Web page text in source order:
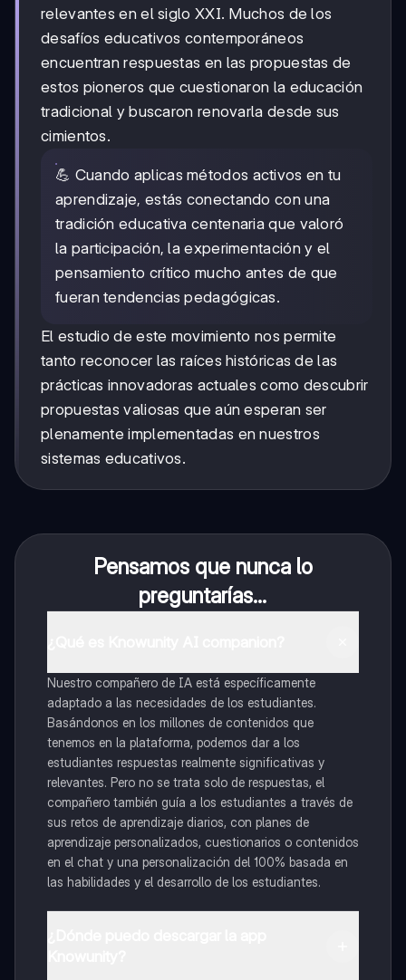
relevantes en el siglo XXI. Muchos de los
desafíos educativos contemporáneos
encuentran respuestas en las propuestas de
estos pioneros que cuestionaron la educación
tradicional y buscaron renovarla desde sus
cimientos.
💪 Cuando aplicas métodos activos en tu
aprendizaje, estás conectando con una
tradición educativa centenaria que valoró
la participación, la experimentación y el
pensamiento crítico mucho antes de que
fueran tendencias pedagógicas.
El estudio de este movimiento nos permite
tanto reconocer las raíces históricas de las
prácticas innovadoras actuales como descubrir
propuestas valiosas que aún esperan ser
plenamente implementadas en nuestros
sistemas educativos.
Pensamos que nunca lo
preguntarías...
Nuestro compañero de IA está específicamente
adaptado a las necesidades de los estudiantes.
Basándonos en los millones de contenidos que
tenemos en la plataforma, podemos dar a los
estudiantes respuestas realmente significativas y
relevantes. Pero no se trata solo de respuestas, el
compañero también guía a los estudiantes a través de
sus retos de aprendizaje diarios, con planes de
aprendizaje personalizados, cuestionarios o contenidos
en el chat y una personalización del 100% basada en
las habilidades y el desarrollo de los estudiantes.